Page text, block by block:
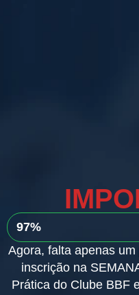
97%
Agora, falta apenas
inscrição na
Prática do Clube BBF